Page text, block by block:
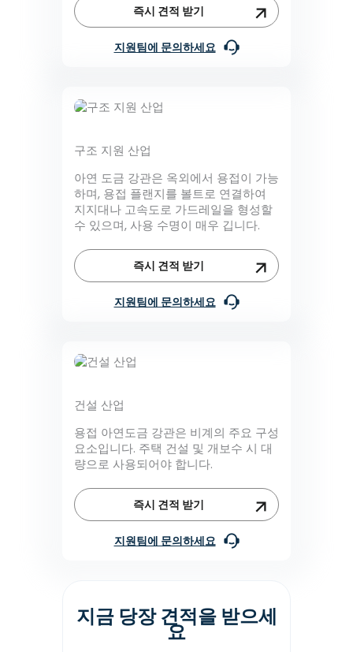
즉시 견적 받기
지원팀에 문의하세요
구조 지원 산업
아연 도금 강관은 옥외에서 용접이 가능
하며, 용접 플랜지를 볼트로 연결하여
지지대나 고속도로 가드레일을 형성할
수 있으며, 사용 수명이 매우 깁니다.
즉시 견적 받기
지원팀에 문의하세요
건설 산업
용접 아연도금 강관은 비계의 주요 구성
요소입니다. 주택 건설 및 개보수 시 대
량으로 사용되어야 합니다.
즉시 견적 받기
지원팀에 문의하세요
지금 당장 견적을 받으세
요